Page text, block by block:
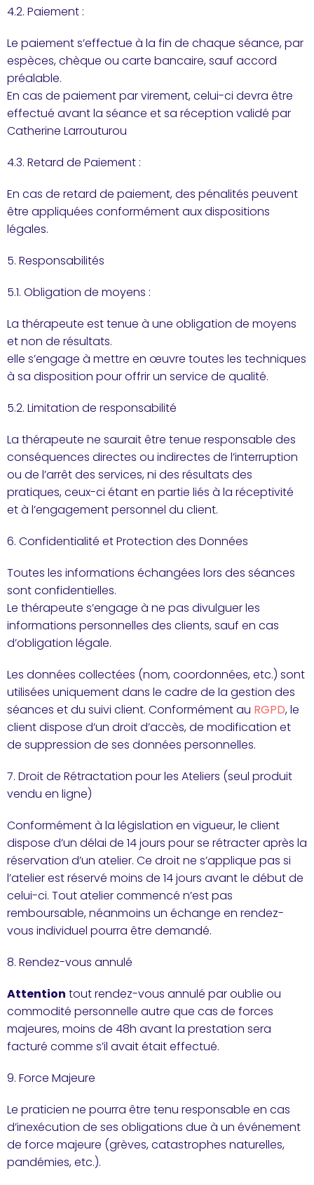
4.2. Paiement :
Le paiement s’effectue à la fin de chaque séance, par
espèces, chèque ou carte bancaire, sauf accord
préalable.
En cas de paiement par virement, celui-ci devra être
effectué avant la séance et sa réception validé par
Catherine Larrouturou
4.3. Retard de Paiement :
En cas de retard de paiement, des pénalités peuvent
être appliquées conformément aux dispositions
légales.
5. Responsabilités
5.1. Obligation de moyens :
La thérapeute est tenue à une obligation de moyens
et non de résultats.
elle s’engage à mettre en œuvre toutes les techniques
à sa disposition pour offrir un service de qualité.
5.2. Limitation de responsabilité
La thérapeute ne saurait être tenue responsable des
conséquences directes ou indirectes de l’interruption
ou de l’arrêt des services, ni des résultats des
pratiques, ceux-ci étant en partie liés à la réceptivité
et à l’engagement personnel du client.
6. Confidentialité et Protection des Données
Toutes les informations échangées lors des séances
sont confidentielles.
Le thérapeute s’engage à ne pas divulguer les
informations personnelles des clients, sauf en cas
d’obligation légale.
Les données collectées (nom, coordonnées, etc.) sont
utilisées uniquement dans le cadre de la gestion des
séances et du suivi client. Conformément au RGPD, le
client dispose d’un droit d’accès, de modification et
de suppression de ses données personnelles.
7. Droit de Rétractation pour les Ateliers (seul produit
vendu en ligne)
Conformément à la législation en vigueur, le client
dispose d’un délai de 14 jours pour se rétracter après la
réservation d’un atelier. Ce droit ne s’applique pas si
l’atelier est réservé moins de 14 jours avant le début de
celui-ci. Tout atelier commencé n’est pas
remboursable, néanmoins un échange en rendez-
vous individuel pourra être demandé.
8. Rendez-vous annulé
Attention tout rendez-vous annulé par oublie ou
commodité personnelle autre que cas de forces
majeures, moins de 48h avant la prestation sera
facturé comme s’il avait était effectué.
9. Force Majeure
Le praticien ne pourra être tenu responsable en cas
d’inexécution de ses obligations due à un événement
de force majeure (grèves, catastrophes naturelles,
pandémies, etc.).